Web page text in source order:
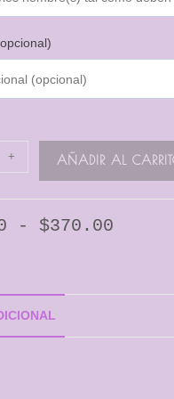
+ AÑADIR AL
- $370.00